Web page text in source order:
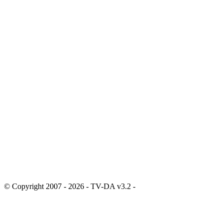
© Copyright 2007 - 2026 - TV-DA v3.2 -